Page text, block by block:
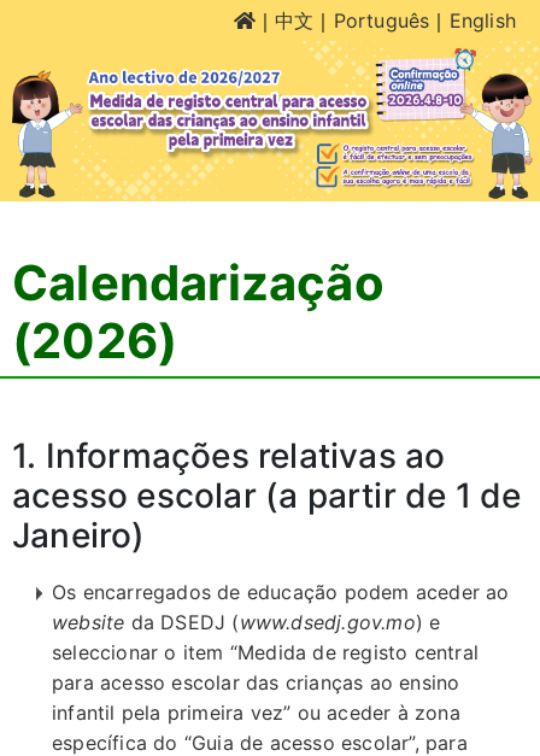
｜ 中文 ｜ Português ｜ English
Calendarização
(2026)
1. Informações relativas ao
acesso escolar (a partir de 1 de
Janeiro)
Os encarregados de educação podem aceder ao
website da DSEDJ (www.dsedj.gov.mo) e
seleccionar o item “Medida de registo central
para acesso escolar das crianças ao ensino
infantil pela primeira vez” ou aceder à zona
específica do “Guia de acesso escolar”, para